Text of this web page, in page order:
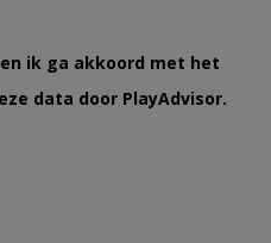
ik ga akkoord met het
data door PlayAdvisor.